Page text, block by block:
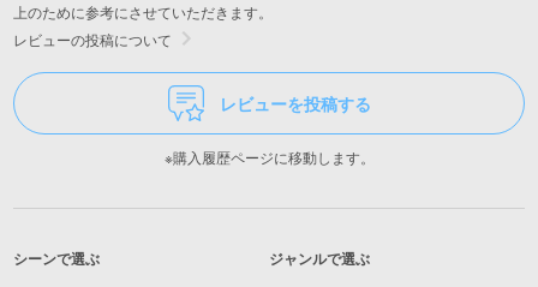
上のために参考にさせていただきます。
レビューの投稿について
レビューを投稿する
※購入履歴ページに移動します。
シーンで選ぶ ジャンルで選ぶ